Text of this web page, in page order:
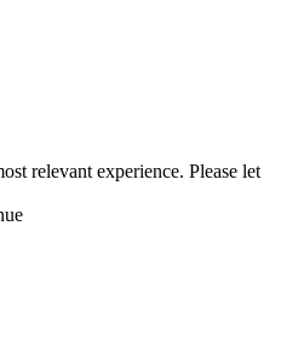
relevant experience. Please let